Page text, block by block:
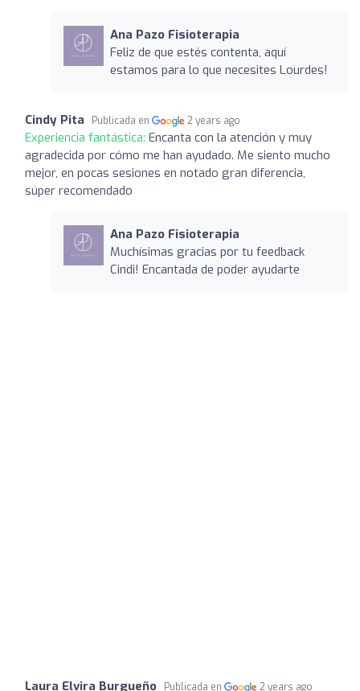
Ana Pazo Fisioterapia
Feliz de que estés contenta, aquí
estamos para lo que necesites Lourdes!
Cindy Pita Publicada en 2 years ago
Experiencia fantástica: Encanta con la atención y muy
agradecida por cómo me han ayudado. Me siento mucho
mejor, en pocas sesiones en notado gran diferencia,
súper recomendado
Ana Pazo Fisioterapia
Muchísimas gracias por tu feedback
Cindi! Encantada de poder ayudarte
Laura Elvira Burgueño Publicada en 2 years ago